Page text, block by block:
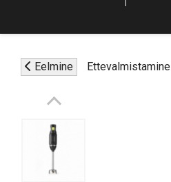
Eelmine Ettevalmistamine